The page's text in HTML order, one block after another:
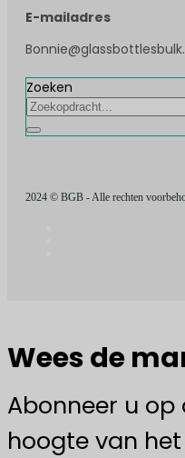
E-mailadres
Zoeken
2024 © BGB - Alle rechten
Wees de
Abonneer u
hoogte van